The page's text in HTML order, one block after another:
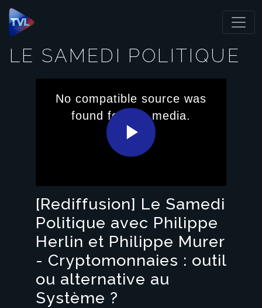
Panneau de gestion des cookies
LE SAMEDI POLITIQUE
Play
Video
No compatible source was
found for this media.
[Rediffusion] Le Samedi
Politique avec Philippe
Herlin et Philippe Murer
- Cryptomonnaies : outil
ou alternative au
Système ?